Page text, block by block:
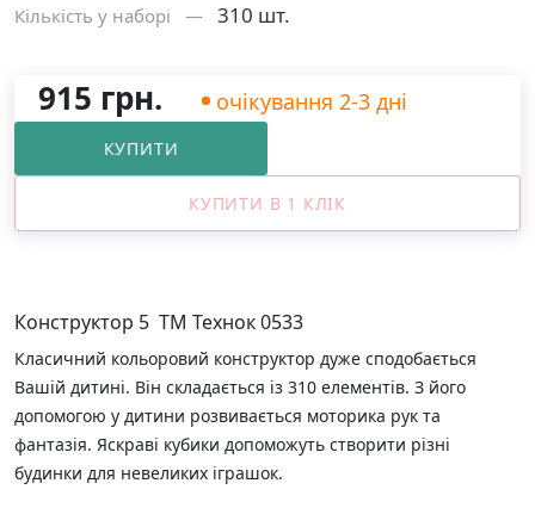
Кількість у наборі — 310 шт.
915 грн. очікування 2-3 дні
КУПИТИ
КУПИТИ В 1 КЛІК
Конструктор 5 ТМ Технок 0533
Класичний кольоровий конструктор дуже сподобається
Вашій дитині. Він складається із 310 елементів. З його
допомогою у дитини розвивається моторика рук та
фантазія. Яскраві кубики допоможуть створити різні
будинки для невеликих іграшок.